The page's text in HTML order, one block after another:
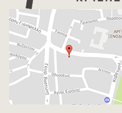
Συνέντευξη
Πρωτογενές υλικό
Φωτογραφία
Εκδηλώσεις
Ανάρτηση Blog
Multimedia